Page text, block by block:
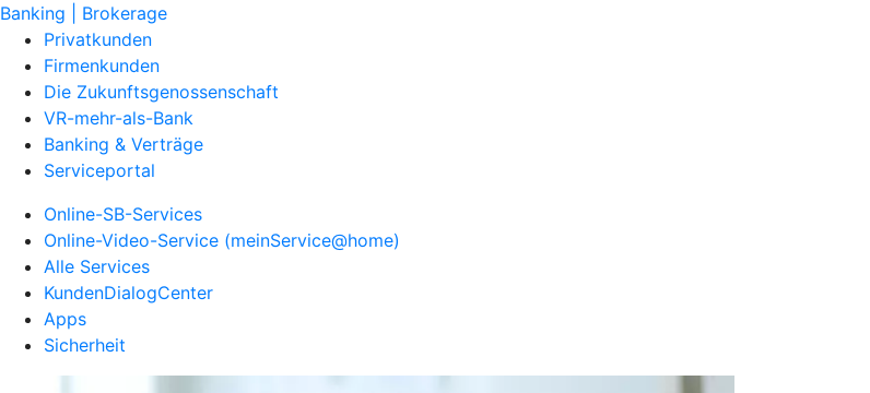
Banking | Brokerage
Privatkunden
Firmenkunden
Die Zukunftsgenossenschaft
VR-mehr-als-Bank
Banking & Verträge
Serviceportal
Online-SB-Services
Online-Video-Service (meinService@home)
Alle Services
KundenDialogCenter
Apps
Sicherheit